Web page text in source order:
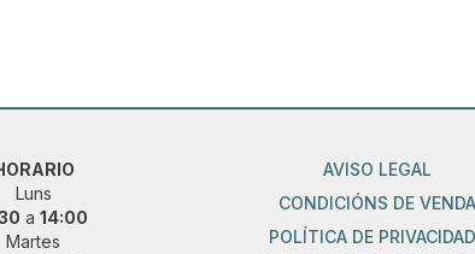
Luns
a 14:00
Martes
AVISO LEGAL
CONDICIÓNS DE VENDA
POLÍTICA DE